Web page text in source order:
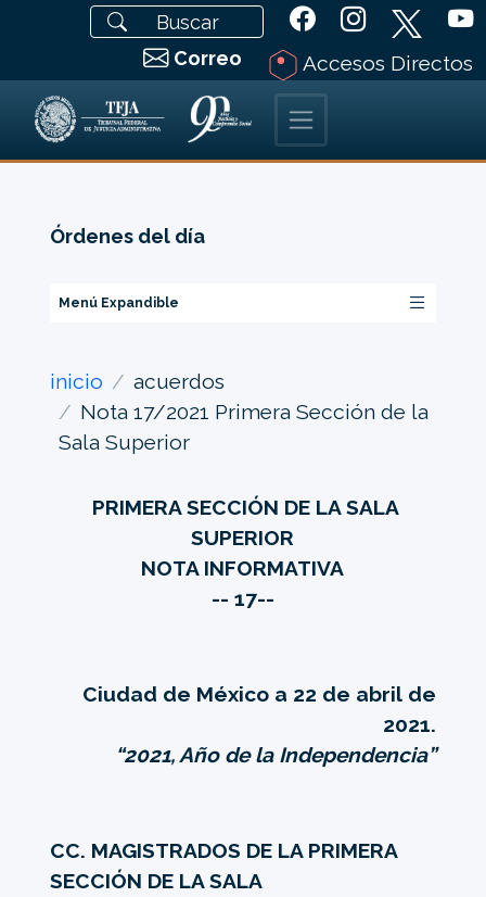
Correo Accesos Directos
Órdenes del día
Menú Expandible
inicio
acuerdos
Nota 17/2021 Primera Sección de la
Sala Superior
PRIMERA SECCIÓN DE LA SALA
SUPERIOR
NOTA INFORMATIVA
-- 17--
Ciudad de México a 22 de abril de
2021.
“2021, Año de la Independencia”
CC. MAGISTRADOS DE LA PRIMERA
SECCIÓN DE LA SALA